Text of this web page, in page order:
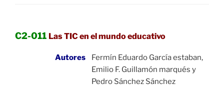
C2-011 Las TIC en el mundo educativo
Autores
Fermín Eduardo García estaban,
Emilio F. Guillamón marqués y
Pedro Sánchez Sánchez